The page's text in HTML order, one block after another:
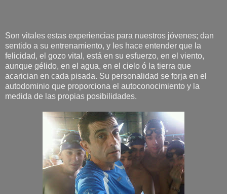
Son vitales estas experiencias para nuestros jóvenes; dan
sentido a su entrenamiento, y les hace entender que la
felicidad, el gozo vital, está en su esfuerzo, en el viento,
aunque gélido, en el agua, en el cielo ó la tierra que
acarician en cada pisada. Su personalidad se forja en el
autodominio que proporciona el autoconocimiento y la
medida de las propias posibilidades.